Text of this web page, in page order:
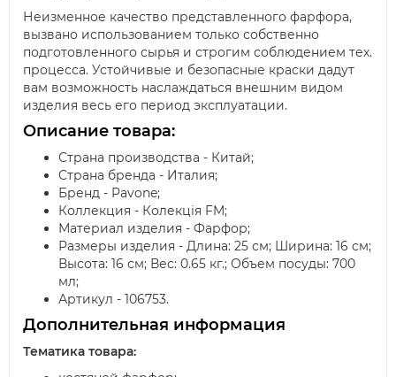
Неизменное качество представленного фарфора,
вызвано использованием только собственно
подготовленного сырья и строгим соблюдением тех.
процесса. Устойчивые и безопасные краски дадут
вам возможность наслаждаться внешним видом
изделия весь его период эксплуатации.
Описание товара:
Страна производства - Китай;
Страна бренда - Италия;
Бренд - Pavone;
Коллекция - Колекція FM;
Материал изделия - Фарфор;
Размеры изделия - Длина: 25 см; Ширина: 16 см;
Высота: 16 см; Вес: 0.65 кг.; Объем посуды: 700
мл;
Артикул - 106753.
Дополнительная информация
Тематика товара: